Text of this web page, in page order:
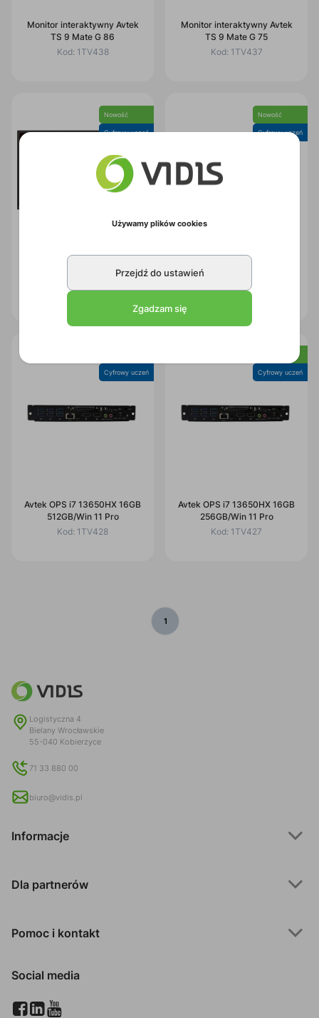
Monitor interaktywny Avtek
TS 9 Mate G 86
Kod: 1TV438
Monitor interaktywny Avtek
TS 9 Mate G 75
Kod: 1TV437
Nowość
Cyfrowy uczeń
Kod:1TV436
Nowość
Cyfrowy uczeń
256GB/Win 11 Pro
Kod:1TV429
Cyfrowy uczeń
Avtek OPS i7 13650HX 16GB
512GB/Win 11 Pro
Kod: 1TV428
Cyfrowy uczeń
Avtek OPS i7 13650HX 16GB
256GB/Win 11 Pro
Kod: 1TV427
1
Logistyczna 4
Bielany Wrocławskie
55-040 Kobierzyce
71 33 880 00
biuro@vidis.pl
Informacje
Dla partnerów
Pomoc i kontakt
Social media
Używamy plików cookies
Przejdź do ustawień
Zgadzam się